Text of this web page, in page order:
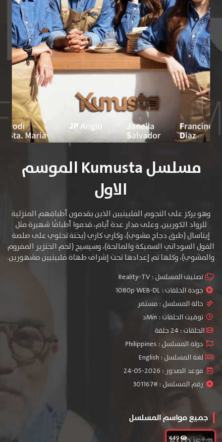
مسلسل Kumusta الموسم
الاول
وهو يركز على النجوم الفلبينيين الذين يقدمون أطباقهم المنزلية
للرواد الكوريين. وعلى مدار عدة أيام، قدموا أطباقًا شهيرة مثل
إيناسال (طبق دجاج مشوي)، وكاري كاري (يخنة تحتوي على صلصة
الفول السوداني السميكة والمالحة)، وسيسيج (لحم الخنزير المفروم
والمشوي)، وكلها تم إعدادها تحت إشراف طهاة فلبينيين مشهورين.
تصنيف المسلسل :Reality-TV
جودة الحلقات :1080p WEB-DL
حالة المسلسل : مستمر
توقيت الحلقات : Minد
الحلقات : 24 حلقة
دولة المسلسل : Philippines
لغة المسلسل : English
موعد الصدور : 2026-05-24
رقم المسلسل : #301167
جميع مواسم المسلسل
449